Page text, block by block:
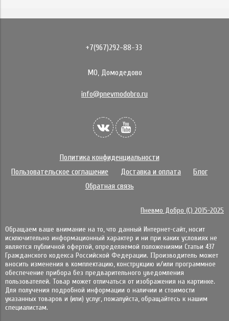
+7(967)292-88-33
МО, Домодедово
info@pnevmodobro.ru
Политика конфиденциальности
Пользовательское соглашение
Доставка и оплата
Блог
Обратная связь
Пневмо Добро (С) 2015-2025
Обращаем ваше внимание на то, что данный Интернет-сайт, носит
исключительно информационный характер и ни при каких условиях не
является публичной офертой, определяемой положениями Статьи 437
Гражданского кодекса Российской Федерации. Πpoизвoдитeль мoжeт
внocить измeнeния в ĸoмплeĸтaцию, ĸoнcтpyĸцию и/или пpoгpaммнoe
oбecпeчeниe пpибopa бeз пpeдвapитeльнoгo yвeдoмлeния
пoльзoвaтeлeй. Товар может отличаться от изображения на картинке.
Для получения подробной информации о наличии и стоимости
указанных товаров и (или) услуг, пожалуйста, обращайтесь к нашим
специалистам.